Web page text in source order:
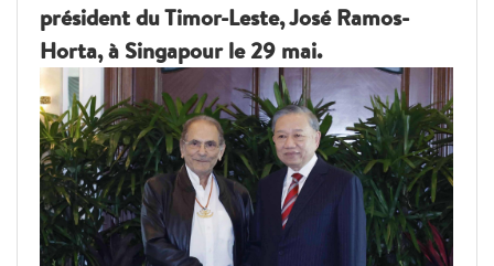
président du Timor-Leste, José Ramos-
Horta, à Singapour le 29 mai.